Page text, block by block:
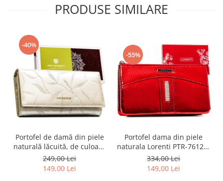
PRODUSE SIMILARE
-40%
Portofel de damă din piele
naturală lăcuită, de culoare
bej, cu închidere cu capsă -
Peterson
249,00 Lei
149,00 Lei
-55%
Portofel dama din piele
naturala Lorenti PTR-76121-
MSD-9306 RE
334,00 Lei
149,00 Lei